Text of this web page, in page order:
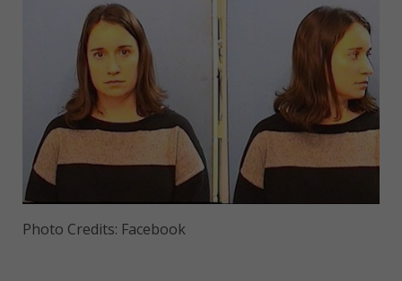
Photo Credits: Facebook